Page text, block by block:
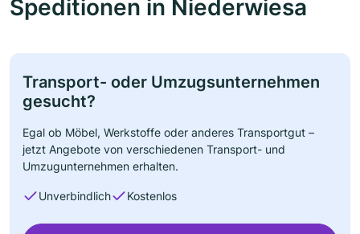
Speditionen in Niederwiesa
Transport- oder Umzugsunternehmen
gesucht?
Egal ob Möbel, Werkstoffe oder anderes Transportgut –
jetzt Angebote von verschiedenen Transport- und
Umzugunternehmen erhalten.
Unverbindlich Kostenlos